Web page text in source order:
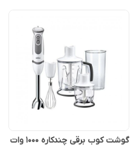
گوشت کوب برقی چندکاره 1000 وات